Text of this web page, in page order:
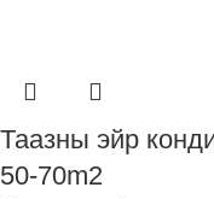
Таазны эйр
50-70m2